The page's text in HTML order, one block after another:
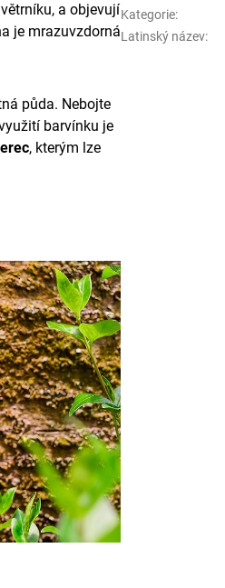
a objevují
je mrazuvzdorná
půda. Nebojte
barvínku je
, kterým lze
Kategorie:
Latinský název: